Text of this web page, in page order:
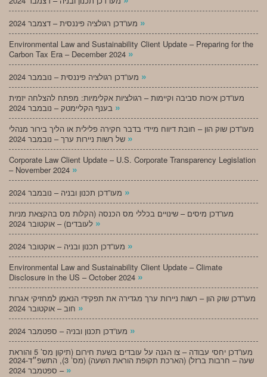
»
Environmental Law and Sustainability Client Update – Preparing for the
Carbon Tax Era – December 2024 »
»
מעו”דכן איכות סביבה וקיימות – רגולציות אקלימיות: מפתח להצלחה יזמית
»
מעו”דכן שוק הון – חובת דיווח מיידי בדבר חקירה פלילית או הליך בירור מנהלי
»
Corporate Law Client Update – U.S. Corporate Transparency Legislation
– November 2024 »
»
מעו”דכן מיסים – שינויים בכללי מס הכנסה (הקלות מס בהקצאת מניות
»
»
Environmental Law and Sustainability Client Update – Climate
Disclosure in the US – October 2024 »
מעו”דכן שוק הון – רשות ניירות ערך מגדירה את תפקידי הנאמן למחזיקי אגרות
»
»
מעו”דכן יחסי עבודה – צו הגנה על עובדים בשעת חירום (תיקון מס’ 5 והוראת
שעה – חרבות ברזל) (הארכת תקופת הוראת השעה) (מס’ 3), התשפ״ד-2024
– ספטמבר 2024 »